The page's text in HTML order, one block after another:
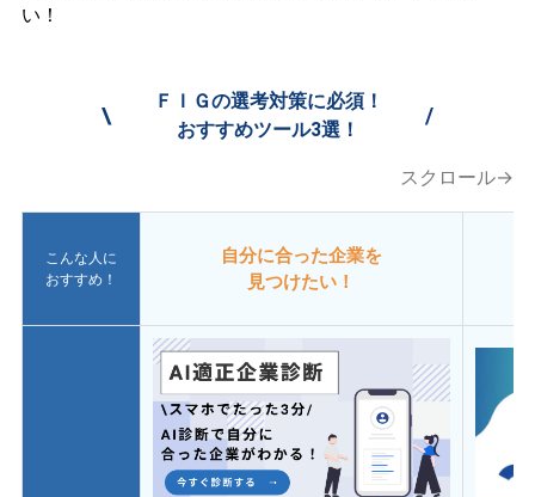
い！
\
ＦＩＧの選考対策に必須！
おすすめツール3選！
/
スクロール→
こんな人に
おすすめ！
自分に合った企業を
見つけたい！